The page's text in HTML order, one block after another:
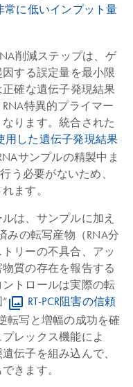
常に低いインプット量
削減ステップは、ゲ
する誤定量を最小限
確な遺伝子発現結果
特異的プライマー
ります。統合された
用した遺伝子発現結果
サンプルの精製中ま
う必要がないため、
ます。
は、サンプルに加え
みの転写産物（RNA分
リーの不具合、アッ
質の存在を報告する
トロールは実際の転
RT-PCR阻害の信頼
転写と増幅の成功を確
レックス機能によ
伝子を組み込んで、
きます。